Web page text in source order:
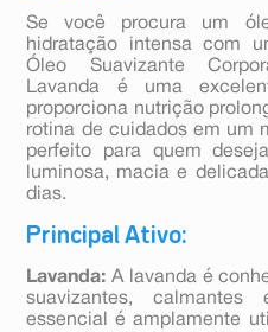
Se você procura um
hidratação intensa com
Óleo Suavizante
Lavanda é uma
proporciona nutrição
rotina de cuidados em um
perfeito para quem
luminosa, macia e
dias.
Principal Ativo:
Lavanda:A lavanda é
suavizantes,
essencial é amplamente